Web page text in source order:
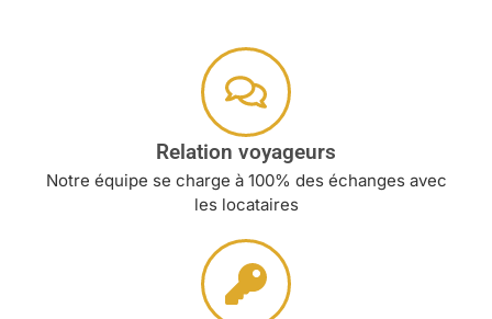
Relation voyageurs
Notre équipe se charge à 100% des échanges avec
les locataires